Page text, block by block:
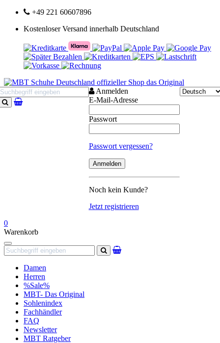
+49 221 60607896
Kostenloser Versand innerhalb Deutschland
Suchen
Anmelden
E-Mail-Adresse
Passwort
Passwort vergessen?
Noch kein Kunde?
Jetzt registrieren
0
Warenkorb
Navigation
Suchen
Damen
Herren
%Sale%
MBT- Das Original
Sohlenindex
Fachhändler
FAQ
Newsletter
MBT Ratgeber